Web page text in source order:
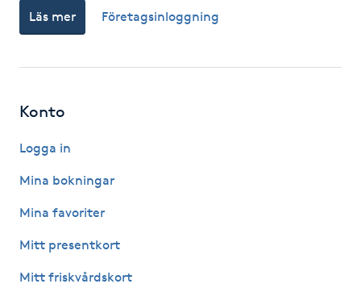
Nagelklippning
Nagelvård
Naglar borttagning
Naprapati
Läs mer Företagsinloggning
Konto
Logga in
Mina bokningar
Mina favoriter
Mitt presentkort
Mitt friskvårdskort